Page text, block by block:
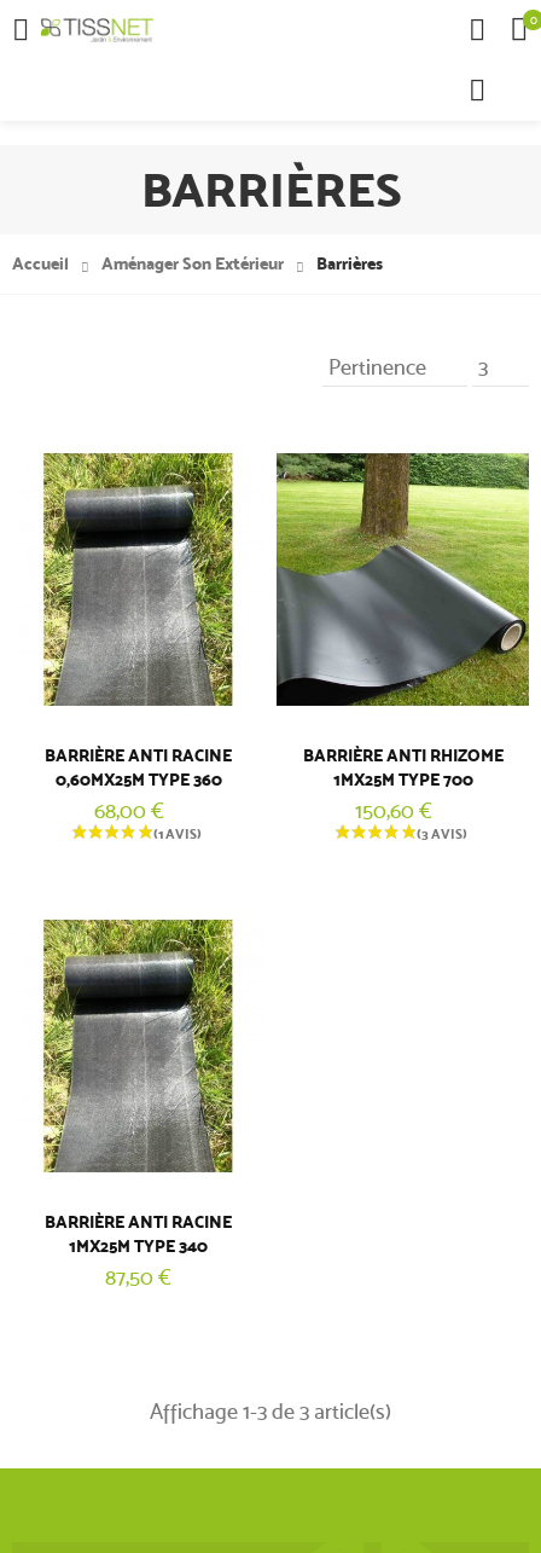
 0
BARRIÈRES
Accueil Aménager Son Extérieur Barrières
Pertinence 3
BARRIÈRE ANTI RACINE
0,60MX25M TYPE 360
68,00 €
BARRIÈRE ANTI RHIZOME
1MX25M TYPE 700
150,60 €
BARRIÈRE ANTI RACINE
1MX25M TYPE 340
87,50 €
Affichage 1-3 de 3 article(s)